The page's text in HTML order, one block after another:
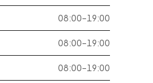
08:00–19:00
08:00–19:00
08:00–19:00